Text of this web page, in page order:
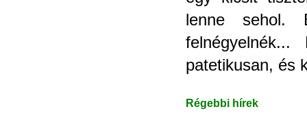
lenne sehol.
patetikusan, és
Régebbi hírek